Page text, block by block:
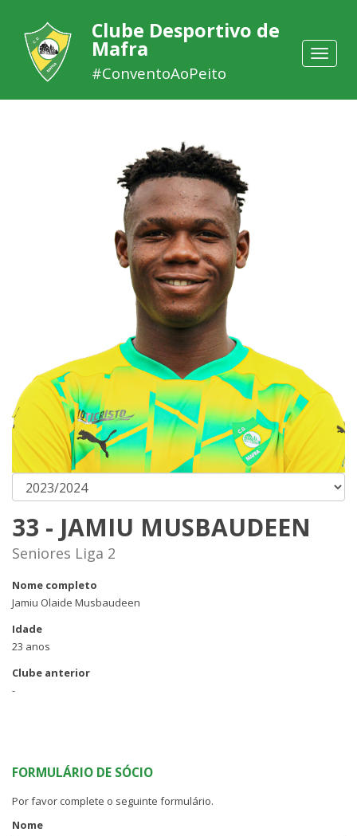
Toggle
Clube Desportivo de
Mafra
#ConventoAoPeito
33 - JAMIU MUSBAUDEEN
Seniores Liga 2
Nome completo
Jamiu Olaide Musbaudeen
Idade
23 anos
Clube anterior
-
FORMULÁRIO DE SÓCIO
Por favor complete o seguinte formulário.
Nome